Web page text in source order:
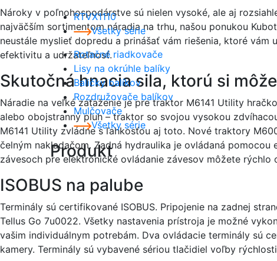
RTVX1110
Všetky série
Rotačné riadkovače
Lisy na okrúhle balíky
Baličky balíkov
Rozdružovače balíkov
Mulčovače
Všetky série
Produkt
Nároky v poľnohospodárstve sú nielen vysoké, ale aj
najväčším sortimentom náradia na trhu, našou ponukou
neustále myslieť dopredu a prinášať vám riešenia, ktoré
efektivitu a udržateľnosť.
Skutočná hnacia sila, ktorú si
Náradie na veľké zaťaženie je pre traktor M6141 Utility
alebo obojstranný pluh – traktor so svojou vysokou
M6141 Utility zvládne s ľahkosťou aj toto. Nové traktory
čelným nakladačom. Zadná hydraulika je ovládaná
závesoch pre elektronické ovládanie závesov môžete rýchlo
ISOBUS na palube
Terminály sú certifikované ISOBUS. Pripojenie na zadnej
Tellus Go 7u0022. Všetky nastavenia prístroja je možné
vašim individuálnym potrebám. Dva ovládacie terminály sú
kamery. Terminály sú vybavené sériou tlačidiel voľby